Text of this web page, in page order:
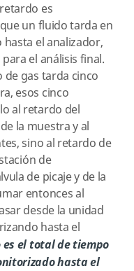
es
un fluido tarda en
hasta el analizador,
el análisis final.
gas tarda cinco
esos cinco
al retardo del
la muestra y al
sino al retardo de
de
de picaje y de la
entonces al
desde la unidad
hasta el
el total de tiempo
hasta el